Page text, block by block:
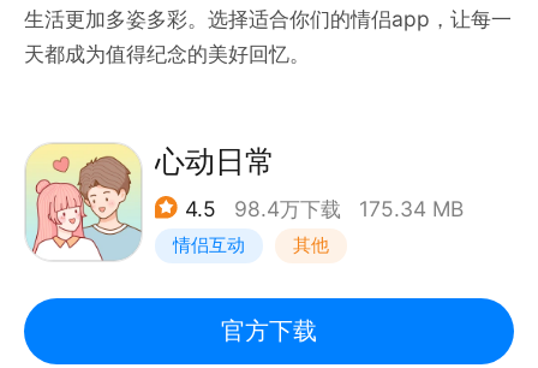
生活更加多姿多彩。选择适合你们的情侣app，让每一
天都成为值得纪念的美好回忆。
心动日常
4.5 98.4万下载 175.34 MB
情侣互动 其他
官方下载